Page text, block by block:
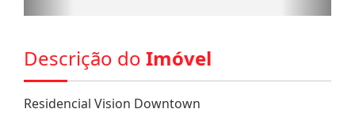
Descrição do Imóvel
Residencial Vision Downtown